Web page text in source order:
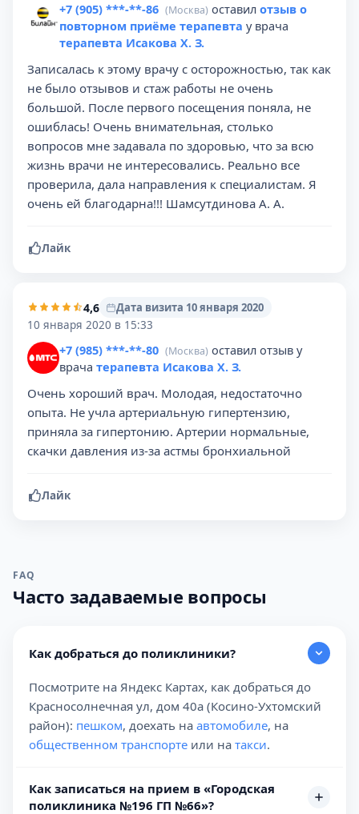
+7 (905) ***-**-86 (Москва) оставил отзыв о
повторном приёме терапевта у врача
терапевта Исакова Х. З.
Записалась к этому врачу с осторожностью, так как
не было отзывов и стаж работы не очень
большой. После первого посещения поняла, не
ошиблась! Очень внимательная, столько
вопросов мне задавала по здоровью, что за всю
жизнь врачи не интересовались. Реально все
проверила, дала направления к специалистам. Я
очень ей благодарна!!! Шамсутдинова А. А.
Лайк
4,6
Дата визита 10 января 2020
10 января 2020 в 15:33
+7 (985) ***-**-80 (Москва) оставил отзыв у
врача терапевта Исакова Х. З.
Очень хороший врач. Молодая, недостаточно
опыта. Не учла артериальную гипертензию,
приняла за гипертонию. Артерии нормальные,
скачки давления из-за астмы бронхиальной
Лайк
FAQ
Часто задаваемые вопросы
Как добраться до поликлиники?
Посмотрите на Яндекс Картах, как добраться до
Красносолнечная ул, дом 40а (Косино-Ухтомский
район): пешком, доехать на автомобиле, на
общественном транспорте или на такси.
Как записаться на прием в «Городская
поликлиника №196 ГП №66»?